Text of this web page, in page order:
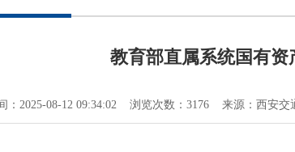
教育部直属系统国有
：2025-08-12 09:34:02 浏览次数：3176 来源：西安交